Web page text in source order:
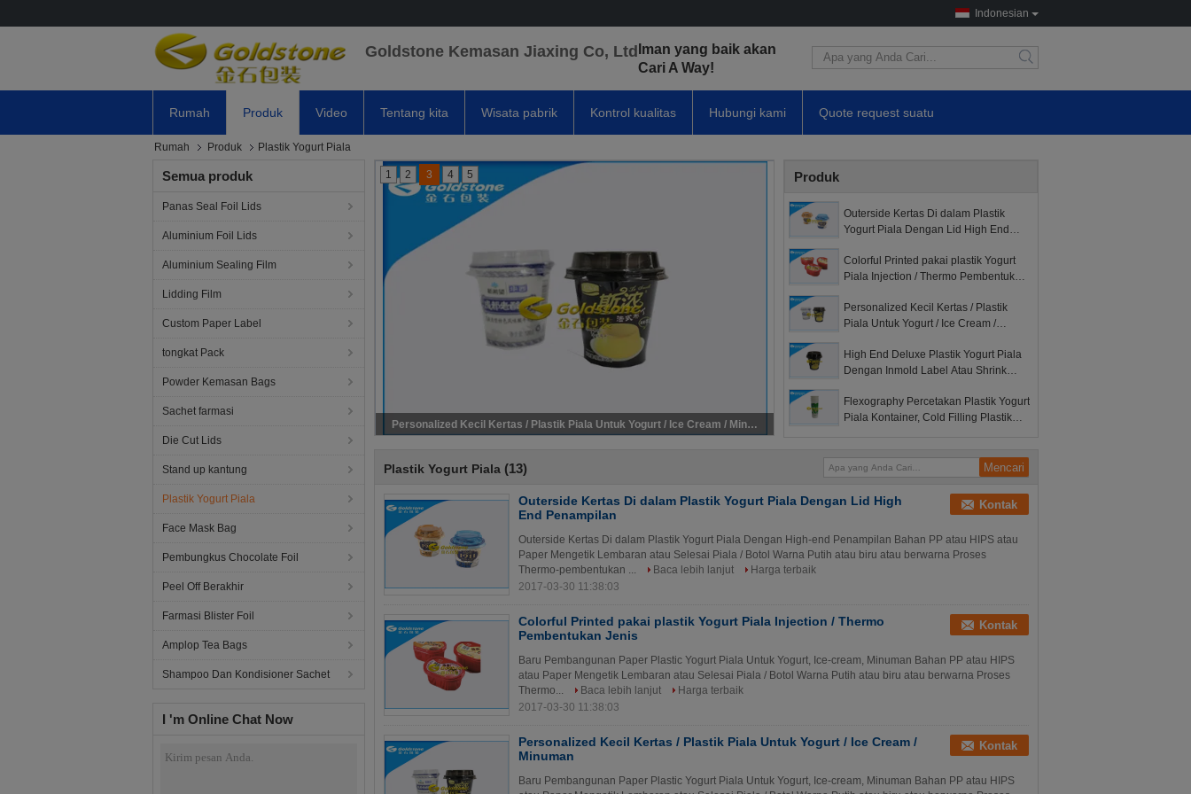
Indonesian
Goldstone Kemasan Jiaxing Co, Ltd Iman yang baik akan
Cari A Way!
Rumah Produk Video Tentang kita Wisata pabrik Kontrol kualitas Hubungi kami Quote request suatu
Rumah Produk Plastik Yogurt Piala
Semua produk
Panas Seal Foil Lids
Aluminium Foil Lids
Aluminium Sealing Film
Lidding Film
Custom Paper Label
tongkat Pack
Powder Kemasan Bags
Sachet farmasi
Die Cut Lids
Stand up kantung
Plastik Yogurt Piala
Face Mask Bag
Pembungkus Chocolate Foil
Peel Off Berakhir
Farmasi Blister Foil
Amplop Tea Bags
Shampoo Dan Kondisioner Sachet
I 'm Online Chat Now
High End Deluxe Plastik Yogurt Piala Dengan Inmold Label Atau Shrink Sleeve
1 2 3 4 5 Produk
Outerside Kertas Di dalam Plastik
Yogurt Piala Dengan Lid High End
Colorful Printed pakai plastik Yogurt
Piala Injection / Thermo Pembentukan
Personalized Kecil Kertas / Plastik
Piala Untuk Yogurt / Ice Cream /
High End Deluxe Plastik Yogurt Piala
Dengan Inmold Label Atau Shrink
Flexography Percetakan Plastik Yogurt
Piala Kontainer, Cold Filling Plastik
Plastik Yogurt Piala (13)
Outerside Kertas Di dalam Plastik Yogurt Piala Dengan Lid High
End Penampilan
Kontak
Outerside Kertas Di dalam Plastik Yogurt Piala Dengan High-end Penampilan Bahan PP atau HIPS atau
Paper Mengetik Lembaran atau Selesai Piala / Botol Warna Putih atau biru atau berwarna Proses
Thermo-pembentukan ...
Baca lebih lanjut
Harga terbaik
2017-03-30 11:38:03
Colorful Printed pakai plastik Yogurt Piala Injection / Thermo
Pembentukan Jenis
Kontak
Baru Pembangunan Paper Plastic Yogurt Piala Untuk Yogurt, Ice-cream, Minuman Bahan PP atau HIPS
atau Paper Mengetik Lembaran atau Selesai Piala / Botol Warna Putih atau biru atau berwarna Proses
Thermo...
Baca lebih lanjut
Harga terbaik
2017-03-30 11:38:03
Personalized Kecil Kertas / Plastik Piala Untuk Yogurt / Ice Cream /
Minuman
Kontak
Baru Pembangunan Paper Plastic Yogurt Piala Untuk Yogurt, Ice-cream, Minuman Bahan PP atau HIPS